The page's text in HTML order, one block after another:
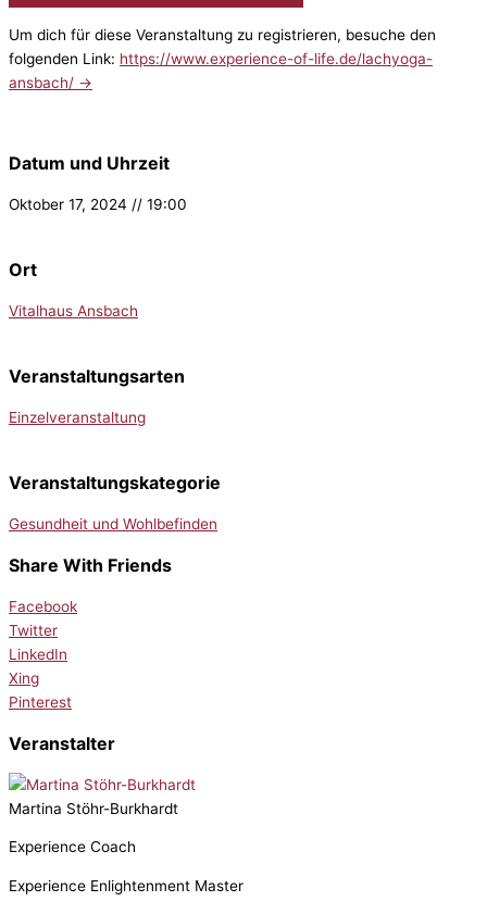
Um dich für diese Veranstaltung zu registrieren, besuche den
folgenden Link: https://www.experience-of-life.de/lachyoga-
ansbach/ →
Datum und Uhrzeit
Oktober 17, 2024 // 19:00
Ort
Vitalhaus Ansbach
Veranstaltungsarten
Einzelveranstaltung
Veranstaltungskategorie
Gesundheit und Wohlbefinden
Share With Friends
Facebook
Twitter
LinkedIn
Xing
Pinterest
Veranstalter
Martina Stöhr-Burkhardt
Experience Coach
Experience Enlightenment Master